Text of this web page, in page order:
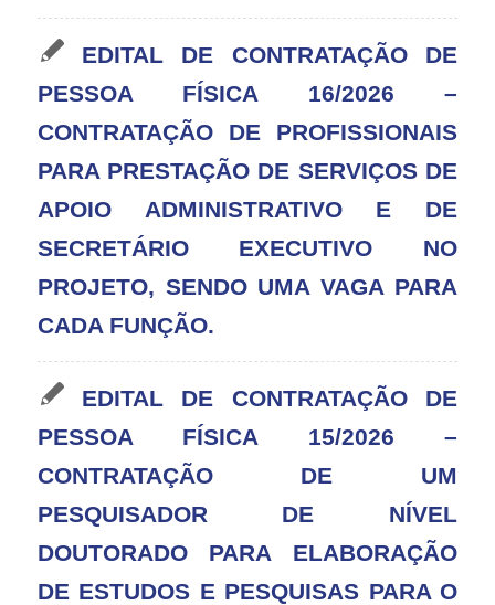
EDITAL DE CONTRATAÇÃO DE
PESSOA FÍSICA 16/2026 –
CONTRATAÇÃO DE PROFISSIONAIS
PARA PRESTAÇÃO DE SERVIÇOS DE
APOIO ADMINISTRATIVO E DE
SECRETÁRIO EXECUTIVO NO
PROJETO, SENDO UMA VAGA PARA
CADA FUNÇÃO.
EDITAL DE CONTRATAÇÃO DE
PESSOA FÍSICA 15/2026 –
CONTRATAÇÃO DE UM
PESQUISADOR DE NÍVEL
DOUTORADO PARA ELABORAÇÃO
DE ESTUDOS E PESQUISAS PARA O